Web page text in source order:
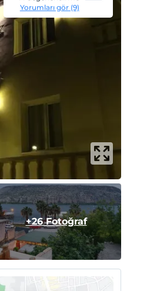
Yorumları gör (9)
+26 Fotoğraf